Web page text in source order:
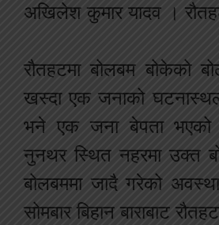
अखिलेश कुमार यादव ।
रौतहटमा बोलबम बोकेको
खस्दा एक जनाको
भने एक जना बेपता
नुनथर स्थित नहरमा उक्त
बोलबममा जादै गरेको
सोमबार बिहान बाराबाट